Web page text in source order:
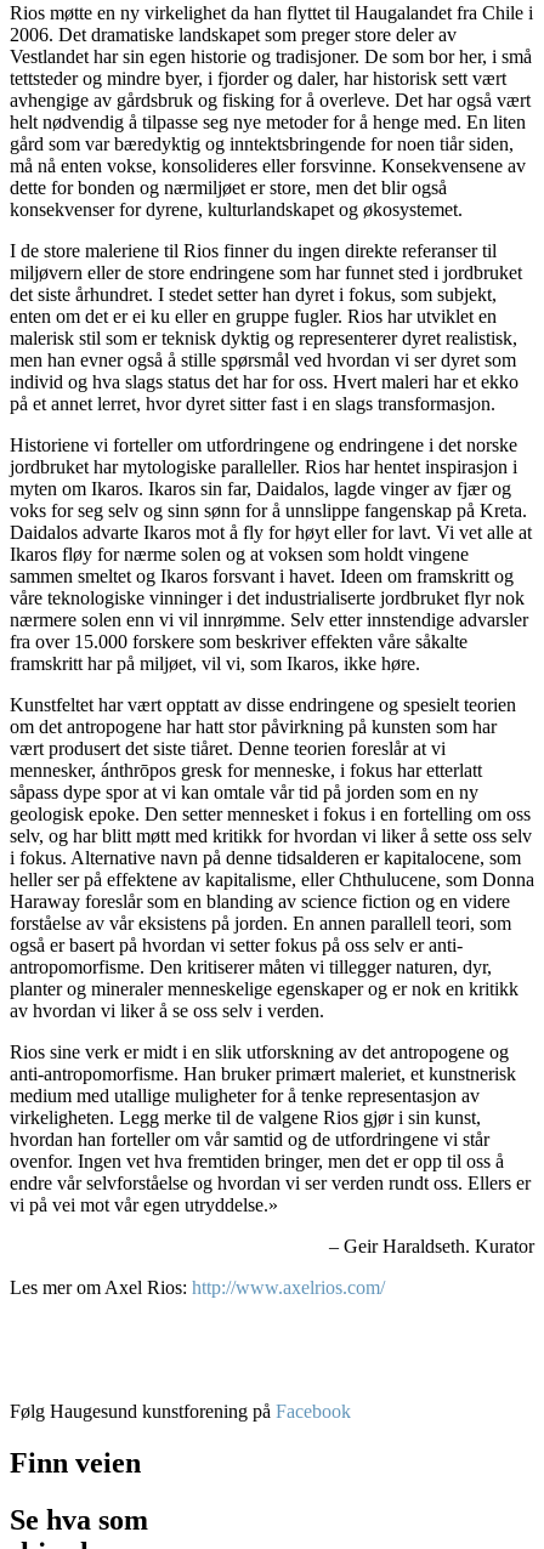
Rios møtte en ny virkelighet da han flyttet til Haugalandet fra Chile i
2006. Det dramatiske landskapet som preger store deler av
Vestlandet har sin egen historie og tradisjoner. De som bor her, i små
tettsteder og mindre byer, i fjorder og daler, har historisk sett vært
avhengige av gårdsbruk og fisking for å overleve. Det har også vært
helt nødvendig å tilpasse seg nye metoder for å henge med. En liten
gård som var bæredyktig og inntektsbringende for noen tiår siden,
må nå enten vokse, konsolideres eller forsvinne. Konsekvensene av
dette for bonden og nærmiljøet er store, men det blir også
konsekvenser for dyrene, kulturlandskapet og økosystemet.
I de store maleriene til Rios finner du ingen direkte referanser til
miljøvern eller de store endringene som har funnet sted i jordbruket
det siste århundret. I stedet setter han dyret i fokus, som subjekt,
enten om det er ei ku eller en gruppe fugler. Rios har utviklet en
malerisk stil som er teknisk dyktig og representerer dyret realistisk,
men han evner også å stille spørsmål ved hvordan vi ser dyret som
individ og hva slags status det har for oss. Hvert maleri har et ekko
på et annet lerret, hvor dyret sitter fast i en slags transformasjon.
Historiene vi forteller om utfordringene og endringene i det norske
jordbruket har mytologiske paralleller. Rios har hentet inspirasjon i
myten om Ikaros. Ikaros sin far, Daidalos, lagde vinger av fjær og
voks for seg selv og sinn sønn for å unnslippe fangenskap på Kreta.
Daidalos advarte Ikaros mot å fly for høyt eller for lavt. Vi vet alle at
Ikaros fløy for nærme solen og at voksen som holdt vingene
sammen smeltet og Ikaros forsvant i havet. Ideen om framskritt og
våre teknologiske vinninger i det industrialiserte jordbruket flyr nok
nærmere solen enn vi vil innrømme. Selv etter innstendige advarsler
fra over 15.000 forskere som beskriver effekten våre såkalte
framskritt har på miljøet, vil vi, som Ikaros, ikke høre.
Kunstfeltet har vært opptatt av disse endringene og spesielt teorien
om det antropogene har hatt stor påvirkning på kunsten som har
vært produsert det siste tiåret. Denne teorien foreslår at vi
mennesker, ánthrōpos gresk for menneske, i fokus har etterlatt
såpass dype spor at vi kan omtale vår tid på jorden som en ny
geologisk epoke. Den setter mennesket i fokus i en fortelling om oss
selv, og har blitt møtt med kritikk for hvordan vi liker å sette oss selv
i fokus. Alternative navn på denne tidsalderen er kapitalocene, som
heller ser på effektene av kapitalisme, eller Chthulucene, som Donna
Haraway foreslår som en blanding av science fiction og en videre
forståelse av vår eksistens på jorden. En annen parallell teori, som
også er basert på hvordan vi setter fokus på oss selv er anti-
antropomorfisme. Den kritiserer måten vi tillegger naturen, dyr,
planter og mineraler menneskelige egenskaper og er nok en kritikk
av hvordan vi liker å se oss selv i verden.
Rios sine verk er midt i en slik utforskning av det antropogene og
anti-antropomorfisme. Han bruker primært maleriet, et kunstnerisk
medium med utallige muligheter for å tenke representasjon av
virkeligheten. Legg merke til de valgene Rios gjør i sin kunst,
hvordan han forteller om vår samtid og de utfordringene vi står
ovenfor. Ingen vet hva fremtiden bringer, men det er opp til oss å
endre vår selvforståelse og hvordan vi ser verden rundt oss. Ellers er
vi på vei mot vår egen utryddelse.»
– Geir Haraldseth. Kurator
Les mer om Axel Rios: http://www.axelrios.com/
Følg Haugesund kunstforening på Facebook
Finn veien
Se hva som